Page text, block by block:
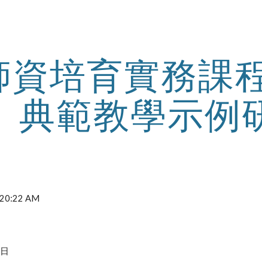
資培育實務課
典範教學示例
AM